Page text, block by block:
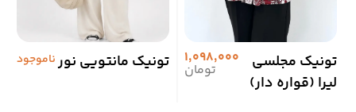
تونیک مجلسی
لیرا (قواره دار)
1,098,000
تومان تونیک مانتویی نورناموجود